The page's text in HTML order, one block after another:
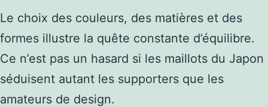
Le choix des couleurs, des matières et des
formes illustre la quête constante d’équilibre.
Ce n’est pas un hasard si les maillots du Japon
séduisent autant les supporters que les
amateurs de design.